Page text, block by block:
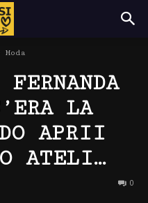
Moda
LA
APRII
ATELI…
0